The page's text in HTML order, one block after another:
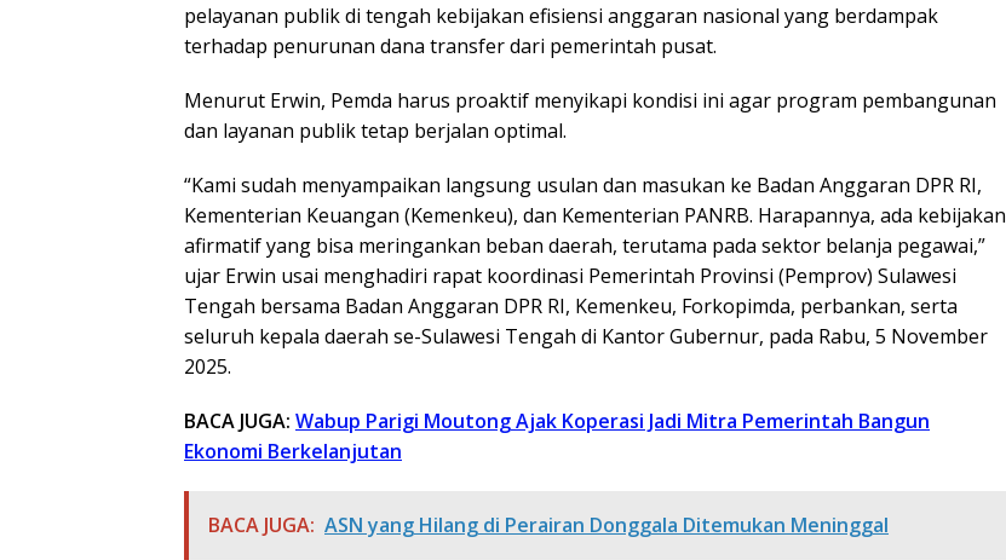
pelayanan publik di tengah kebijakan efisiensi anggaran nasional yang berdampak
terhadap penurunan dana transfer dari pemerintah pusat.
Menurut Erwin, Pemda harus proaktif menyikapi kondisi ini agar program pembangunan
dan layanan publik tetap berjalan optimal.
“Kami sudah menyampaikan langsung usulan dan masukan ke Badan Anggaran DPR RI,
Kementerian Keuangan (Kemenkeu), dan Kementerian PANRB. Harapannya, ada kebijakan
afirmatif yang bisa meringankan beban daerah, terutama pada sektor belanja pegawai,”
ujar Erwin usai menghadiri rapat koordinasi Pemerintah Provinsi (Pemprov) Sulawesi
Tengah bersama Badan Anggaran DPR RI, Kemenkeu, Forkopimda, perbankan, serta
seluruh kepala daerah se-Sulawesi Tengah di Kantor Gubernur, pada Rabu, 5 November
2025.
BACA JUGA: Wabup Parigi Moutong Ajak Koperasi Jadi Mitra Pemerintah Bangun
Ekonomi Berkelanjutan
BACA JUGA: ASN yang Hilang di Perairan Donggala Ditemukan Meninggal